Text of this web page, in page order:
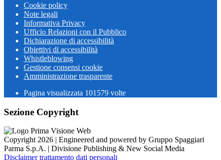
Cookie policy
Note legali
Informativa Privacy
Ufficio Relazioni con il Pubblico
Dichiarazione di accessibilità
Obiettivi di accessibilità
Whistleblowing
Gestione consensi cookie
Amministrazione trasparente
Pagina visualizzata 101579 volte
Sezione Copyright
Copyright 2026 | Engineered and powered by Gruppo Spaggiari
Parma S.p.A. | Divisione Publishing & New Social Media
Disclaimer trattamento dati personali